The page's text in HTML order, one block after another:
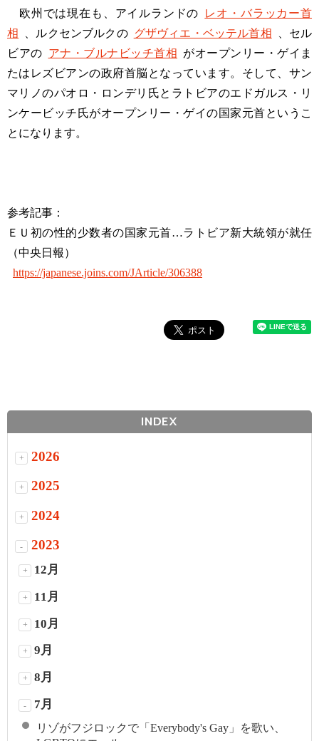
欧州では現在も、アイルランドの
レオ・バラッカー首
相
、ルクセンブルクの グザヴィエ・ベッテル首相
、セル
ビアの アナ・ブルナビッチ首相 がオープンリー・ゲイま
たはレズビアンの政府首脳となっています。そして、サン
マリノのパオロ・ロンデリ氏とラトビアのエドガルス・リ
ンケービッチ氏がオープンリー・ゲイの国家元首というこ
とになります。
参考記事：
ＥＵ初の性的少数者の国家元首…ラトビア新大統領が就任
（中央日報）
https://japanese.joins.com/JArticle/306388
INDEX
+ 2026
+ 2025
+ 2024
- 2023
+ 12月
+ 11月
+ 10月
+ 9月
+ 8月
- 7月
リゾがフジロックで「Everybody's Gay」を歌い、